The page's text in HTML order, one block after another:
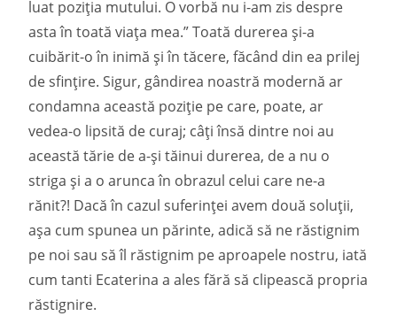
luat poziția mutului. O vorbă nu i-am zis despre
asta în toată viața mea.” Toată durerea și-a
cuibărit-o în inimă și în tăcere, făcând din ea prilej
de sfințire. Sigur, gândirea noastră modernă ar
condamna această poziție pe care, poate, ar
vedea-o lipsită de curaj; câți însă dintre noi au
această tărie de a-și tăinui durerea, de a nu o
striga și a o arunca în obrazul celui care ne-a
rănit?! Dacă în cazul suferinței avem două soluții,
așa cum spunea un părinte, adică să ne răstignim
pe noi sau să îl răstignim pe aproapele nostru, iată
cum tanti Ecaterina a ales fără să clipească propria
răstignire.